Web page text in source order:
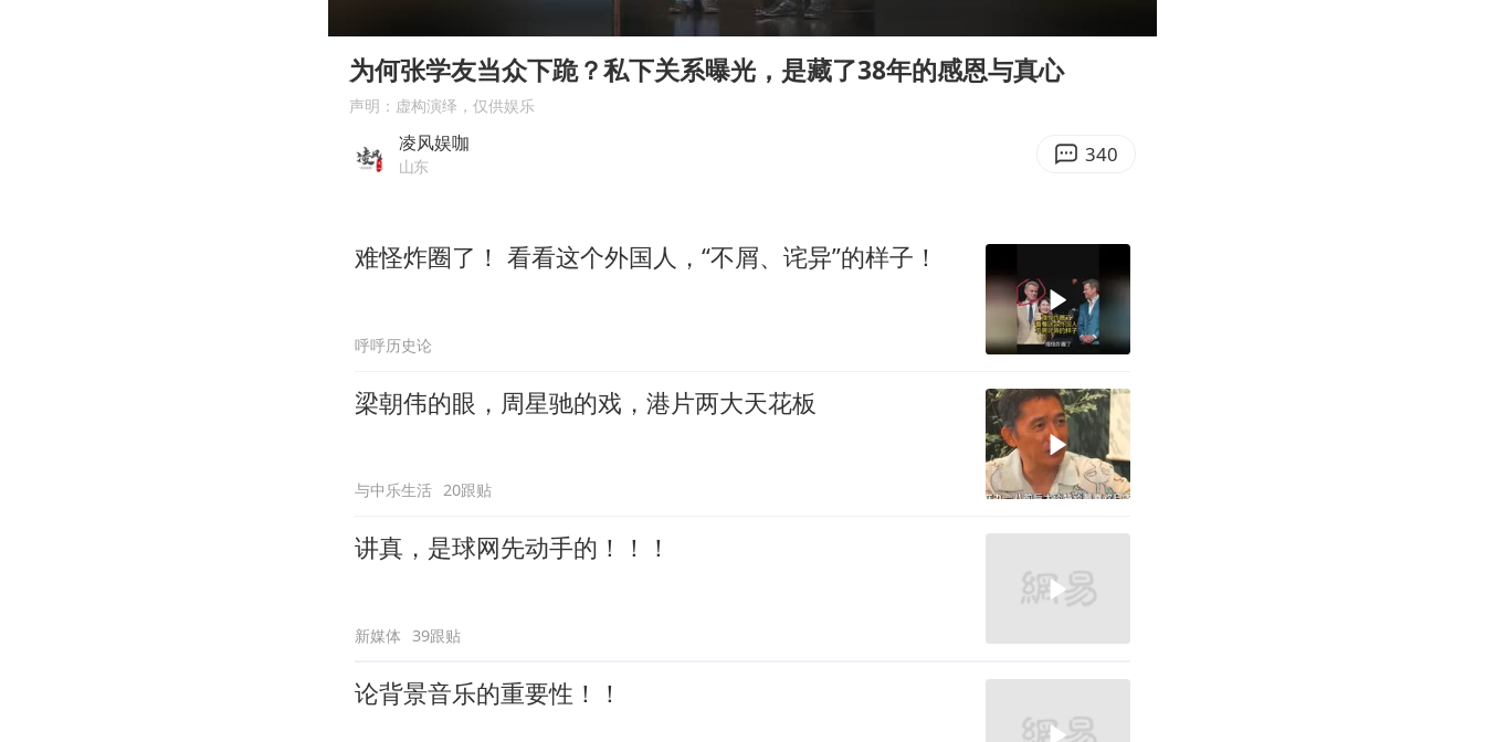
秋天的第一杯奶茶到底有多火
38岁演员求职万岁山NPC成功
为何张学友当众下跪？私下关系曝光，是藏了38年的感恩与真心
声明：虚构演绎，仅供娱乐
凌风娱咖
山东 340
难怪炸圈了！ 看看这个外国人，“不屑、诧异”的样子！
呼呼历史论
梁朝伟的眼，周星驰的戏，港片两大天花板
与中乐生活 20跟贴
讲真，是球网先动手的！！！
新媒体 39跟贴
论背景音乐的重要性！！